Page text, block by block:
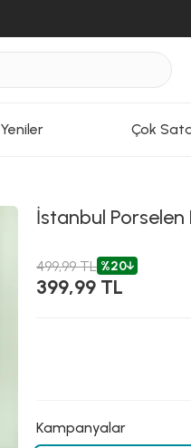
Yeniler Çok
İstanbul Porselen
499,99 TL %20
399,99 TL
Kampanyalar